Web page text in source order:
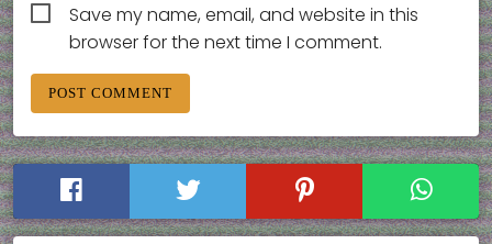
Save my name, email, and website in this
browser for the next time I comment.